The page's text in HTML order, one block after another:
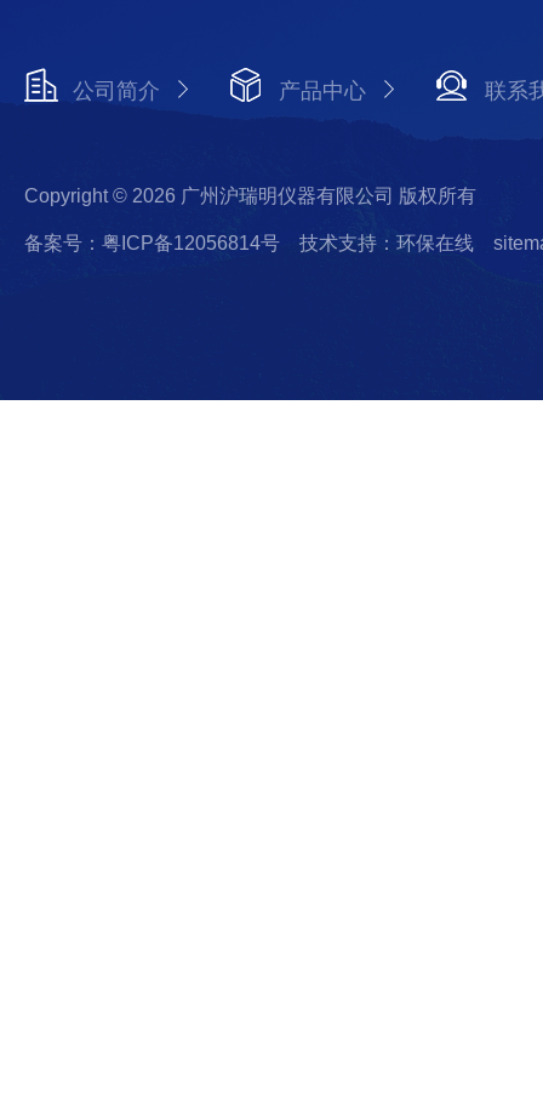
公司简介 产品中心 联系
Copyright © 2026 广州沪瑞明仪器有限公司 版权所有
备案号：粤ICP备12056814号 技术支持：环保在线